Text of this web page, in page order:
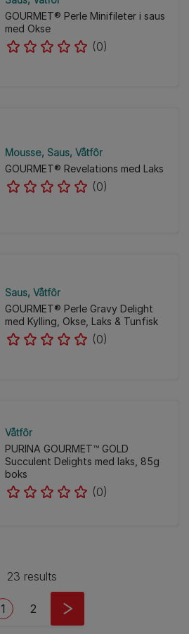
GOURMET® Perle Minifileter i saus
med Okse
(0)
Mousse Saus Våtfôr
GOURMET® Revelations med Laks
(0)
Saus Våtfôr
GOURMET® Perle Gravy Delight
med Kylling, Okse, Laks & Tunfisk
(0)
Våtfôr
PURINA GOURMET™ GOLD
Succulent Delights med laks, 85g
boks
(0)
23 results
Current page
1 Side
2